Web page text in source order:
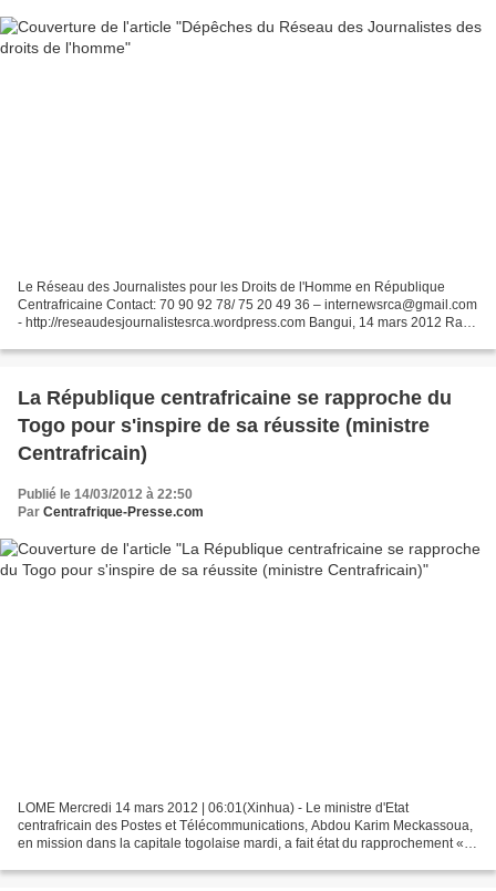
Le Réseau des Journalistes pour les Droits de l'Homme en République
Centrafricaine Contact: 70 90 92 78/ 75 20 49 36 – internewsrca@gmail.com
- http://reseaudesjournalistesrca.wordpress.com Bangui, 14 mars 2012 Rafai
La République centrafricaine se rapproche du
Togo pour s'inspire de sa réussite (ministre
Centrafricain)
Publié le 14/03/2012 à 22:50
Par Centrafrique-Presse.com
LOME Mercredi 14 mars 2012 | 06:01(Xinhua) - Le ministre d'Etat
centrafricain des Postes et Télécommunications, Abdou Karim Meckassoua,
en mission dans la capitale togolaise mardi, a fait état du rapprochement «